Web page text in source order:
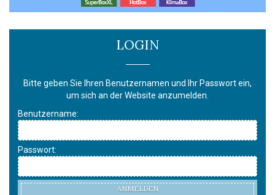
LOGIN
Bitte geben Sie Ihren Benutzernamen und Ihr Passwort ein,
um sich an der Website anzumelden.
Benutzername:
Passwort:
ANMELDEN